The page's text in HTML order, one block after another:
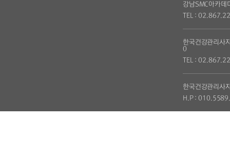
강남SMC아카데
TEL :
한국건강관리사
0
TEL :
한국건강관리사
H.P :